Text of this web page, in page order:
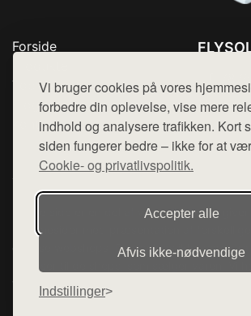
Vi bruger cookies på vores
forbedre din oplevelse, vise mere
indhold og analysere trafikken. Kort
siden fungerer bedre – ikke for at
Cookie- og privatlivspolitik.
Accepter alle
Afvis ikke‑nødvendige
Indstillinger
Forside
Top Rabatter
Blog
Kontakt
Mail:
Cookie-
Denne side er en del af want.dk, der udgiver
hjemmesider med præsentation af
diverse webshops. Der sælges ikke varer fra
henviser til de shops, som sælger varen. Vi
varerne på lager.